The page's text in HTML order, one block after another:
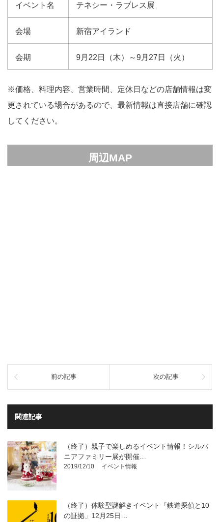
イベント名 テネシー・ラブレス展
会場 新宿アイランド
会期 9月22日（木）～9月27日（火）
※価格、料理内容、営業時間、定休日などの店舗情報は変
更されている場合があるので、最新情報は直接店舗に確認
してください。
周辺MAP
前の記事 次の記事
関連記事
（終了）親子で楽しめるイベント情報！シルバ
ニアファミリー展が開催…
2019/12/10 イベント情報
（終了）体験型謎解きイベント『鉄道探偵と10
の証拠」12月25日…